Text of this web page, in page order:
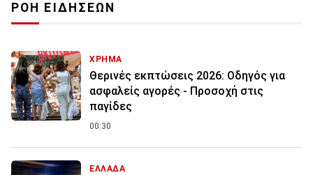
ΡΟΗ ΕΙΔΗΣΕΩΝ
ΧΡΗΜΑ
Θερινές εκπτώσεις 2026: Οδηγός για
ασφαλείς αγορές - Προσοχή στις
παγίδες
00:30
ΕΛΛΑΔΑ